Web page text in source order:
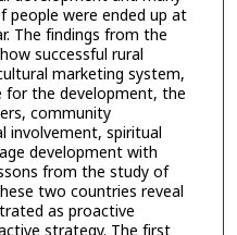
were ended up at
The findings from the
successful rural
marketing system,
for the development, the
community
involvement, spiritual
development with
from the study of
two countries reveal
as proactive